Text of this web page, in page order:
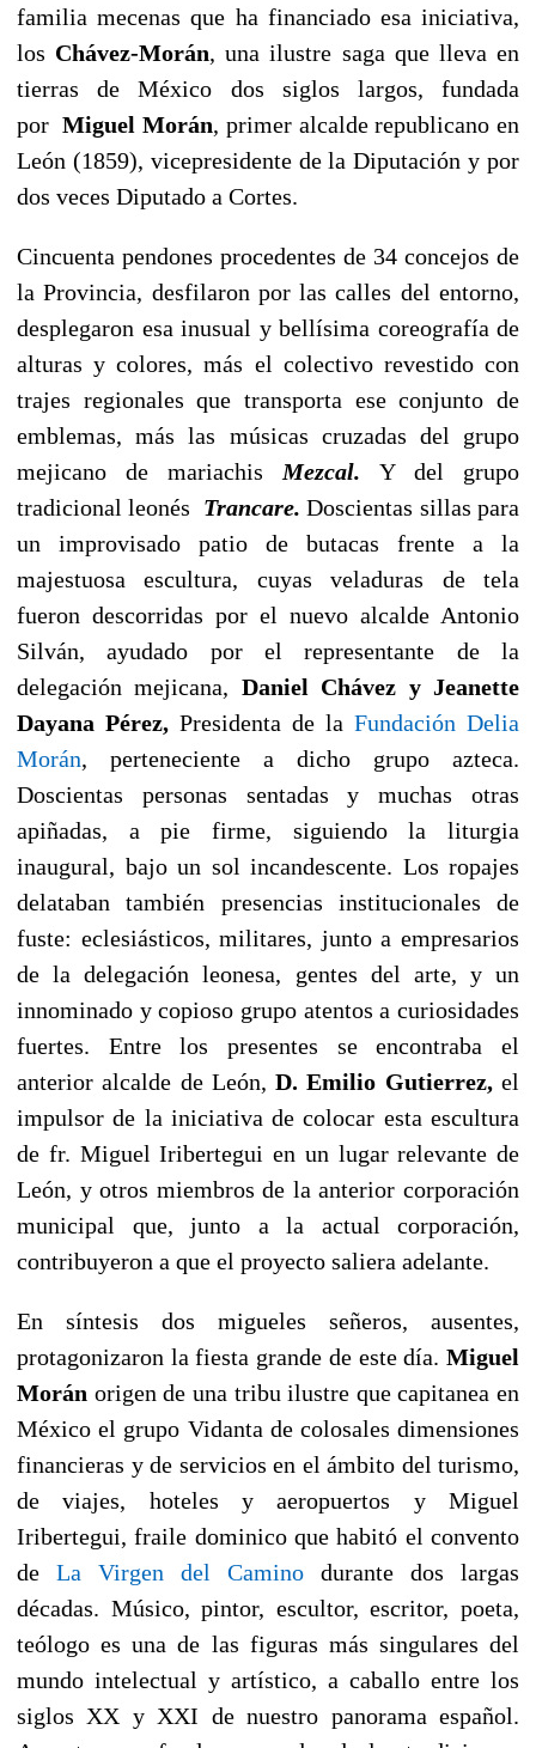
familia mecenas que ha financiado esa iniciativa,
los Chávez-Morán, una ilustre saga que lleva en
tierras de México dos siglos largos, fundada
porMiguel Morán, primer alcalde republicano en
León (1859), vicepresidente de la Diputación y por
dos veces Diputado a Cortes.
Cincuenta pendones procedentes de 34 concejos de
la Provincia, desfilaron por las calles del entorno,
desplegaron esa inusual y bellísima coreografía de
alturas y colores, más el colectivo revestido con
trajes regionales que transporta ese conjunto de
emblemas, más las músicas cruzadas del grupo
mejicano de mariachis Mezcal. Y del grupo
tradicional leonés Trancare. Doscientas sillas para
un improvisado patio de butacas frente a la
majestuosa escultura, cuyas veladuras de tela
fueron descorridas por el nuevo alcalde Antonio
Silván, ayudado por el representante de la
delegación mejicana, Daniel Chávez y Jeanette
Dayana Pérez, Presidenta de la Fundación Delia
Morán, perteneciente a dicho grupo azteca.
Doscientas personas sentadas y muchas otras
apiñadas, a pie firme, siguiendo la liturgia
inaugural, bajo un sol incandescente. Los ropajes
delataban también presencias institucionales de
fuste: eclesiásticos, militares, junto a empresarios
de la delegación leonesa, gentes del arte, y un
innominado y copioso grupo atentos a curiosidades
fuertes. Entre los presentes se encontraba el
anterior alcalde de León,D. Emilio Gutierrez,el
impulsor de la iniciativa de colocar esta escultura
de fr. Miguel Iribertegui en un lugar relevante de
León, y otros miembros de la anterior corporación
municipal que, junto a la actual corporación,
contribuyeron a que el proyecto saliera adelante.
En síntesis dos migueles señeros, ausentes,
protagonizaron la fiesta grande de este día. Miguel
Morán origen de una tribu ilustre que capitanea en
México el grupo Vidanta de colosales dimensiones
financieras y de servicios en el ámbito del turismo,
de viajes, hoteles y aeropuertos y Miguel
Iribertegui, fraile dominico que habitó el convento
de La Virgen del Camino durante dos largas
décadas. Músico, pintor, escultor, escritor, poeta,
teólogo es una de las figuras más singulares del
mundo intelectual y artístico, a caballo entre los
siglos XX y XXI de nuestro panorama español.